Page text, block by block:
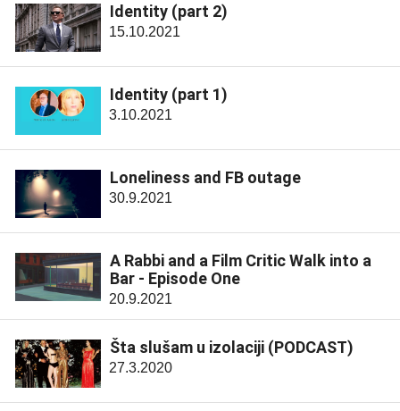
Identity (part 2)
15.10.2021
Identity (part 1)
3.10.2021
Loneliness and FB outage
30.9.2021
A Rabbi and a Film Critic Walk into a
Bar - Episode One
20.9.2021
Šta slušam u izolaciji (PODCAST)
27.3.2020